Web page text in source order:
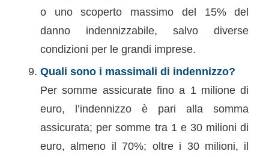
o uno scoperto massimo del 15% del
danno indennizzabile, salvo diverse
condizioni per le grandi imprese.
Quali sono i massimali di indennizzo?
Per somme assicurate fino a 1 milione di
euro, l’indennizzo è pari alla somma
assicurata; per somme tra 1 e 30 milioni di
euro, almeno il 70%; oltre i 30 milioni, il